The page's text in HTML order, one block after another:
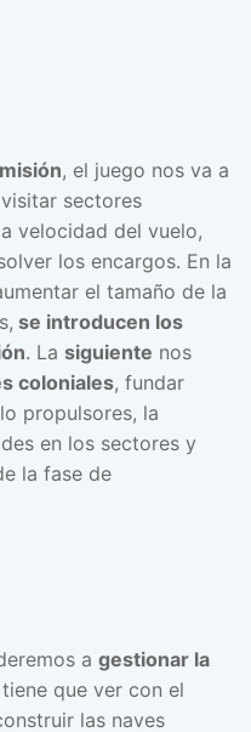
, el juego nos va a
sectores
velocidad del vuelo,
los encargos. En la
el tamaño de la
se introducen los
. La siguiente nos
coloniales, fundar
propulsores, la
en los sectores y
la fase de
a gestionar la
que ver con el
las naves